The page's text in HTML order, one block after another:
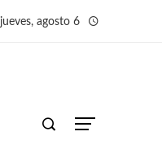
jueves, agosto 6